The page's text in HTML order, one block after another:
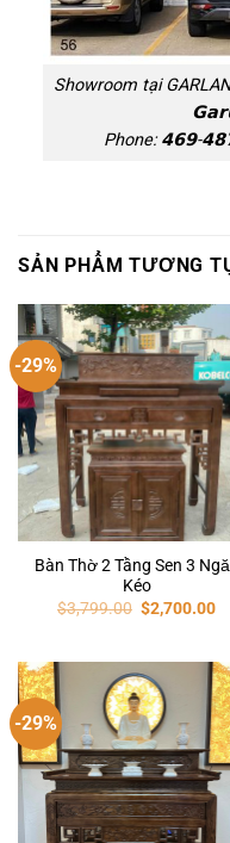
Showroom tại
Phone: 𝟰𝟲𝟵-
SẢN PHẨM TƯƠNG
-29%
Bàn Thờ 2 Tầng Sen 3
Kéo
$3,799.00 $2,700.00
-29%